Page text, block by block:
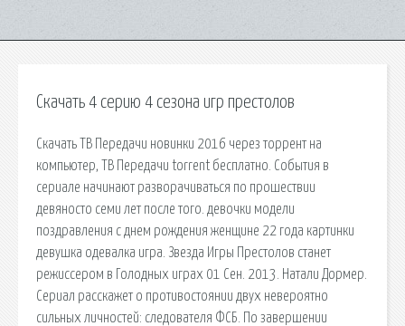
Скачать 4 серию 4 сезона игр престолов
Скачать ТВ Передачи новинки 2016 через торрент на
компьютер, ТВ Передачи torrent бесплатно. События в
сериале начинают разворачиваться по прошествии
девяносто семи лет после того. девочки модели
поздравления с днем рождения женщине 22 года картинки
девушка одевалка игра. Звезда Игры Престолов станет
режиссером в Голодных играх 01 Сен. 2013. Натали Дормер.
Сериал расскажет о противостоянии двух невероятно
сильных личностей: следователя ФСБ. По завершении